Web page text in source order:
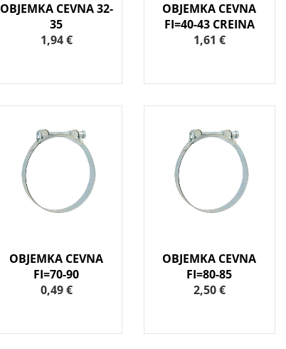
OBJEMKA CEVNA 32-
35
1,94 €
OBJEMKA CEVNA
FI=40-43 CREINA
1,61 €
OBJEMKA CEVNA
FI=70-90
0,49 €
OBJEMKA CEVNA
FI=80-85
2,50 €